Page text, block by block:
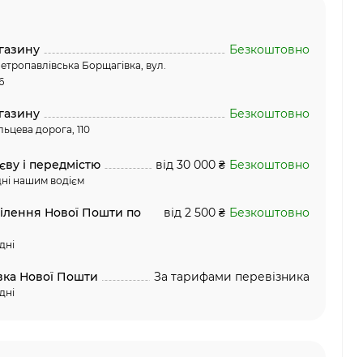
Борщагівка, вул.
Безкоштовно
дорога, 110
Безкоштовно
і передмістю
нашим водієм
від 30 000 ₴ Безкоштовно
Нової Пошти по від 2 500 ₴ Безкоштовно
Нової Пошти За тарифами перевізника